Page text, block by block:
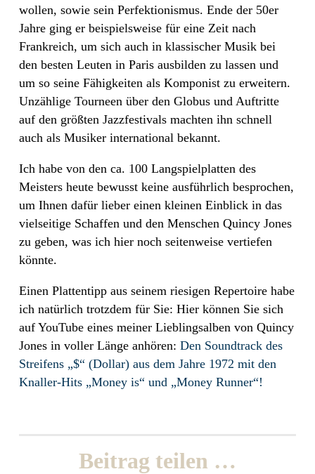
wollen, sowie sein Perfektionismus. Ende der 50er
Jahre ging er beispielsweise für eine Zeit nach
Frankreich, um sich auch in klassischer Musik bei
den besten Leuten in Paris ausbilden zu lassen und
um so seine Fähigkeiten als Komponist zu erweitern.
Unzählige Tourneen über den Globus und Auftritte
auf den größten Jazzfestivals machten ihn schnell
auch als Musiker international bekannt.
Ich habe von den ca. 100 Langspielplatten des
Meisters heute bewusst keine ausführlich besprochen,
um Ihnen dafür lieber einen kleinen Einblick in das
vielseitige Schaffen und den Menschen Quincy Jones
zu geben, was ich hier noch seitenweise vertiefen
könnte.
Einen Plattentipp aus seinem riesigen Repertoire habe
ich natürlich trotzdem für Sie: Hier können Sie sich
auf YouTube eines meiner Lieblingsalben von Quincy
Jones in voller Länge anhören: Den Soundtrack des
Streifens „$“ (Dollar) aus dem Jahre 1972 mit den
Knaller-Hits „Money is“ und „Money Runner“!
Beitrag teilen …